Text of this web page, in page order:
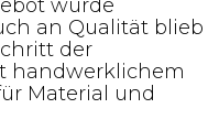
wurde
an Qualität blieb
der
handwerklichem
Material und